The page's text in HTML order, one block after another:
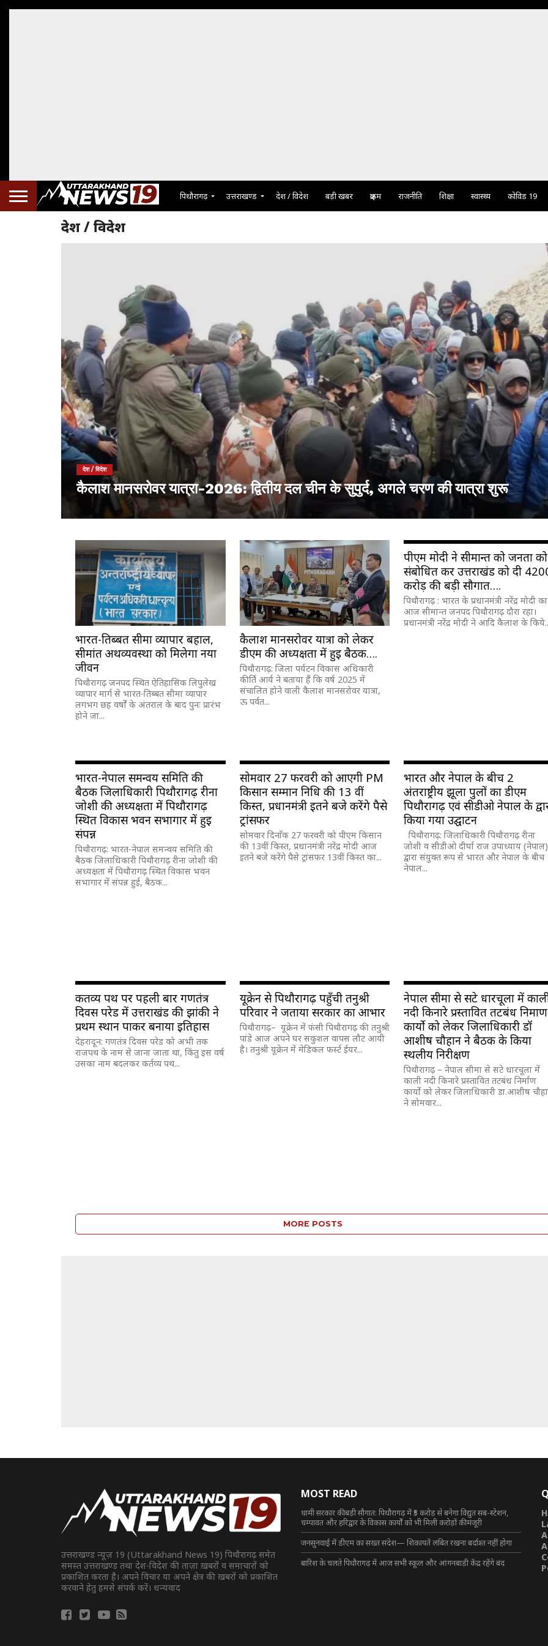
पिथौरागढ़ उत्तराखण्ड देश / विदेश बड़ी खबर क्राइम राजनीति शिक्षा स्वास्थ्य कोविड 19
देश / विदेश
देश / विदेश
कैलाश मानसरोवर यात्रा-2026: द्वितीय दल चीन के सुपुर्द, अगले चरण की यात्रा शुरू
भारत-तिब्बत सीमा व्यापार बहाल,
सीमांत अर्थव्यवस्था को मिलेगा नया
जीवन
पिथौरागढ़ जनपद स्थित ऐतिहासिक लिपुलेख
व्यापार मार्ग से भारत-तिब्बत सीमा व्यापार
लगभग छह वर्षों के अंतराल के बाद पुनः प्रारंभ
होने जा...
कैलाश मानसरोवर यात्रा को लेकर
डीएम की अध्यक्षता में हुई बैठक….
पिथौरागढ़: जिला पर्यटन विकास अधिकारी
कीर्ति आर्य ने बताया हैं कि वर्ष 2025 में
संचालित होने वाली कैलाश मानसरोवर यात्रा,
ऊ पर्वत...
पीएम मोदी ने सीमान्त को जनता को
संबोधित कर उत्तराखंड को दी
करोड़ की बड़ी सौगात….
पिथौरागढ़ : भारत के प्रधानमंत्री नरेंद्र मोदी का
आज सीमान्त जनपद पिथौरागढ़ दौरा रहा।
प्रधानमंत्री नरेंद्र मोदी ने आदि कैलाश के
भारत-नेपाल समन्वय समिति की
बैठक जिलाधिकारी पिथौरागढ़ रीना
जोशी की अध्यक्षता में पिथौरागढ़
स्थित विकास भवन सभागार में हुई
संपन्न
पिथौरागढ़: भारत-नेपाल समन्वय समिति की
बैठक जिलाधिकारी पिथौरागढ़ रीना जोशी की
अध्यक्षता में पिथौरागढ़ स्थित विकास भवन
सभागार में संपन्न हुई, बैठक...
सोमवार 27 फरवरी को आएगी PM
किसान सम्मान निधि की 13 वीं
किस्त, प्रधानमंत्री इतने बजे करेंगे पैसे
ट्रांसफर
सोमवार दिनाँक 27 फरवरी को पीएम किसान
की 13वीं किस्त, प्रधानमंत्री नरेंद्र मोदी आज
इतने बजे करेंगे पैसे ट्रांसफर 13वीं किस्त का...
भारत और नेपाल के बीच 2
अंतर्राष्ट्रीय झूला पुलों का डीएम
पिथौरागढ़ एवं सीडीओ नेपाल के
किया गया उद्घाटन
पिथौरागढ़: जिलाधिकारी पिथौरागढ़ रीना
जोशी व सीडीओ दीर्घा राज उपाध्याय (नेपाल)
द्वारा संयुक्त रूप से भारत और नेपाल के बीच
नेपाल...
कर्तव्य पथ पर पहली बार गणतंत्र
दिवस परेड में उत्तराखंड की झांकी ने
प्रथम स्थान पाकर बनाया इतिहास
देहरादून: गणतंत्र दिवस परेड को अभी तक
राजपथ के नाम से जाना जाता था, किंतु इस वर्ष
उसका नाम बदलकर कर्तव्य पथ...
यूक्रेन से पिथौरागढ़ पहुँची तनुश्री
परिवार ने जताया सरकार का आभार
पिथौरागढ़– यूक्रेन में फंसी पिथौरागढ़ की तनुश्री
पांडे आज अपने घर सकुशल वापस लौट आयी
है। तनुश्री यूक्रेन में मेडिकल फर्स्ट ईयर...
नेपाल सीमा से सटे धारचूला में
नदी किनारे प्रस्तावित तटबंध निर्माण
कार्यो को लेकर जिलाधिकारी डॉ
आशीष चौहान ने बैठक के किया
स्थलीय निरीक्षण
पिथौरागढ़ – नेपाल सीमा से सटे धारचूला में
काली नदी किनारे प्रस्तावित तटबंध निर्माण
कार्यो को लेकर जिलाधिकारी डा.आशीष
ने सोमवार...
MORE POSTS
उत्तराखण्ड न्यूज़ 19 (Uttarakhand News 19) पिथौरागढ़ समेत
समस्त उत्तराखण्ड तथा देश-विदेश की ताज़ा ख़बरों व समाचारों को
प्रकाशित करता है। अपने विचार या अपने क्षेत्र की ख़बरों को प्रकाशित
करवाने हेतु हमसे संपर्क करें। धन्यवाद
MOST READ
धामी सरकार की बड़ी सौगात: पिथौरागढ़ में ₹5 करोड़ से बनेगा विद्युत सब-स्टेशन,
चम्पावत और हरिद्वार के विकास कार्यों को भी मिली करोड़ों की मंजूरी
जनसुनवाई में डीएम का सख्त संदेश— शिकायतें लंबित रखना बर्दाश्त नहीं होगा
बारिश के चलते पिथौरागढ़ में आज सभी स्कूल और आंगनबाड़ी केंद्र रहेंगे बंद